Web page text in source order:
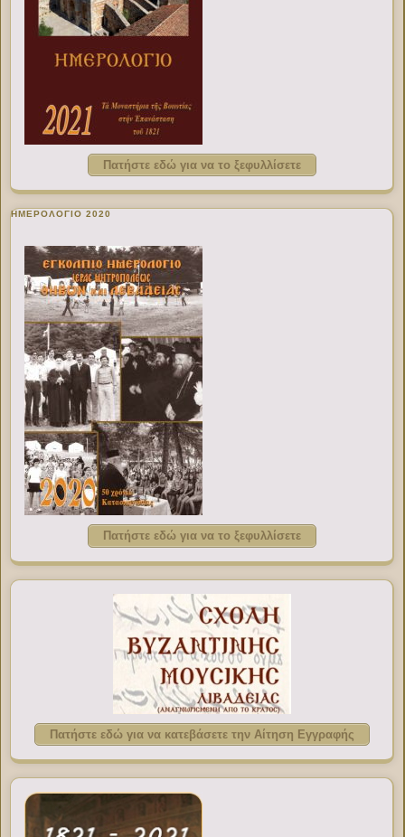
Πατήστε εδώ για να το ξεφυλλίσετε
ΗΜΕΡΟΛΟΓΙΟ 2020
Πατήστε εδώ για να το ξεφυλλίσετε
Πατήστε εδώ για να κατεβάσετε την Αίτηση Εγγραφής